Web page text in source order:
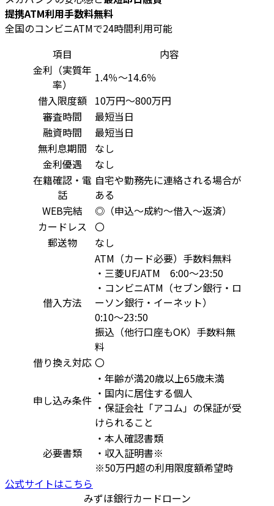
提携ATM利用手数料無料
全国のコンビニATMで24時間利用可能
項目
内容
金利（実質年
率）
1.4％～14.6％
借入限度額
10万円～800万円
審査時間
最短当日
融資時間
最短当日
無利息期間
なし
金利優遇
なし
在籍確認・電
話
自宅や勤務先に連絡される場合が
ある
WEB完結
◎（申込～成約～借入～返済）
カードレス 〇
郵送物
なし
借入方法
ATM（カード必要）手数料無料
・三菱UFJATM 6:00～23:50
・コンビニATM（セブン銀行・ロ
ーソン銀行・イーネット）
0:10～23:50
振込（他行口座もOK）手数料無
料
借り換え対応 〇
申し込み条件
・年齢が満20歳以上65歳未満
・国内に居住する個人
・保証会社「アコム」の保証が受
けられること
必要書類
・本人確認書類
・収入証明書※
※50万円超の利用限度額希望時
公式サイトはこちら
みずほ銀行カードローン